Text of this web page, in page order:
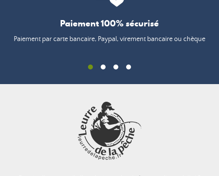
Paiement 100% sécurisé
Paiement par carte bancaire, Paypal, virement bancaire ou chèque